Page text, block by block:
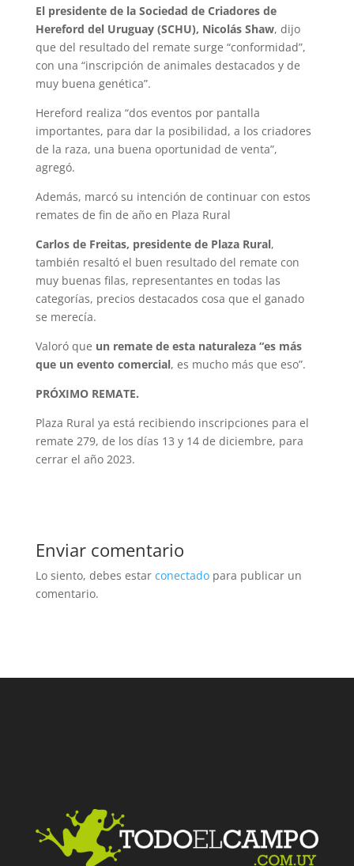
El presidente de la Sociedad de Criadores de
Hereford del Uruguay (SCHU), Nicolás Shaw, dijo
que del resultado del remate surge “conformidad”,
con una “inscripción de animales destacados y de
muy buena genética”.
Hereford realiza “dos eventos por pantalla
importantes, para dar la posibilidad, a los criadores
de la raza, una buena oportunidad de venta”,
agregó.
Además, marcó su intención de continuar con estos
remates de fin de año en Plaza Rural
Carlos de Freitas, presidente de Plaza Rural,
también resaltó el buen resultado del remate con
muy buenas filas, representantes en todas las
categorías, precios destacados cosa que el ganado
se merecía.
Valoró que un remate de esta naturaleza “es más
que un evento comercial, es mucho más que eso”.
PRÓXIMO REMATE.
Plaza Rural ya está recibiendo inscripciones para el
remate 279, de los días 13 y 14 de diciembre, para
cerrar el año 2023.
Enviar comentario
Lo siento, debes estar conectadopara publicar un
comentario.
Facebook